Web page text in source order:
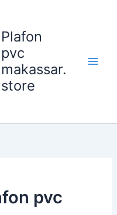
Plafon
pvc
makassar.
store
pvc